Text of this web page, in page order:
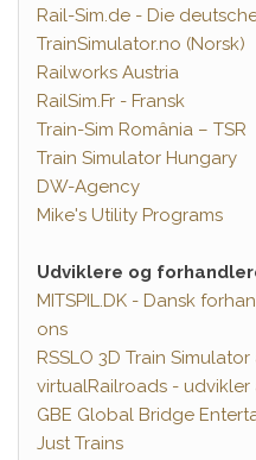
Rail-Sim.de - Die
TrainSimulator.no (Norsk)
Railworks Austria
RailSim.Fr - Fransk
Train-Sim România – TSR
Train Simulator Hungary
DW-Agency
Mike's Utility Programs
Udviklere og
MITSPIL.DK - Dansk
ons
RSSLO 3D Train
virtualRailroads -
GBE Global Bridge
Just Trains